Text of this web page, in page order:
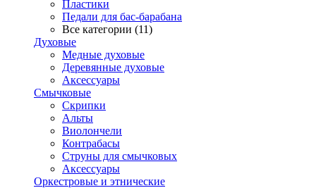
Пластики
Педали для бас-барабана
Все категории (11)
Духовые
Медные духовые
Деревянные духовые
Аксессуары
Смычковые
Скрипки
Альты
Виолончели
Контрабасы
Струны для смычковых
Аксеcсуары
Оркестровые и этнические